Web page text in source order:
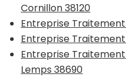
Cornillon 38120
Entreprise Traitement
Entreprise Traitement
Entreprise
Lemps 38690